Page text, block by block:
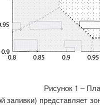
Рисунок 1 –
заливки) представляет